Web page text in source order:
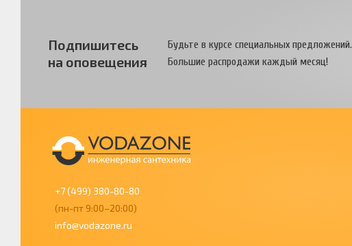
Подпишитесь
на оповещения
Будьте в курсе специальных предложений.
Большие распродажи каждый месяц!
+7 (499) 380-80-80
(пн-пт 9:00–20:00)
info@vodazone.ru